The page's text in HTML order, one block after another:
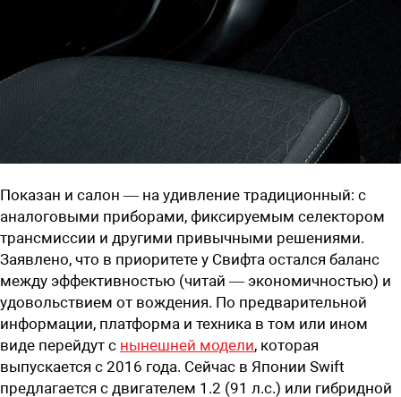
Показан и салон — на удивление традиционный: с
аналоговыми приборами, фиксируемым селектором
трансмиссии и другими привычными решениями.
Заявлено, что в приоритете у Свифта остался баланс
между эффективностью (читай — экономичностью) и
удовольствием от вождения. По предварительной
информации, платформа и техника в том или ином
виде перейдут с нынешней модели, которая
выпускается с 2016 года. Сейчас в Японии Swift
предлагается с двигателем 1.2 (91 л.с.) или гибридной